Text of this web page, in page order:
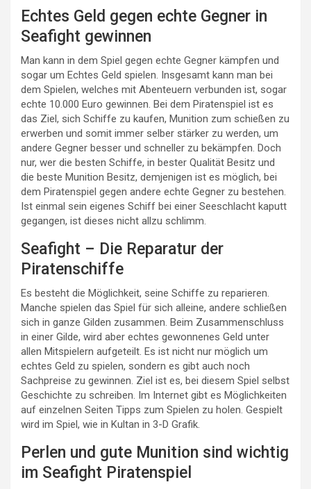
Echtes Geld gegen echte Gegner in
Seafight gewinnen
Man kann in dem Spiel gegen echte Gegner kämpfen und
sogar um Echtes Geld spielen. Insgesamt kann man bei
dem Spielen, welches mit Abenteuern verbunden ist, sogar
echte 10.000 Euro gewinnen. Bei dem Piratenspiel ist es
das Ziel, sich Schiffe zu kaufen, Munition zum schießen zu
erwerben und somit immer selber stärker zu werden, um
andere Gegner besser und schneller zu bekämpfen. Doch
nur, wer die besten Schiffe, in bester Qualität Besitz und
die beste Munition Besitz, demjenigen ist es möglich, bei
dem Piratenspiel gegen andere echte Gegner zu bestehen.
Ist einmal sein eigenes Schiff bei einer Seeschlacht kaputt
gegangen, ist dieses nicht allzu schlimm.
Seafight – Die Reparatur der
Piratenschiffe
Es besteht die Möglichkeit, seine Schiffe zu reparieren.
Manche spielen das Spiel für sich alleine, andere schließen
sich in ganze Gilden zusammen. Beim Zusammenschluss
in einer Gilde, wird aber echtes gewonnenes Geld unter
allen Mitspielern aufgeteilt. Es ist nicht nur möglich um
echtes Geld zu spielen, sondern es gibt auch noch
Sachpreise zu gewinnen. Ziel ist es, bei diesem Spiel selbst
Geschichte zu schreiben. Im Internet gibt es Möglichkeiten
auf einzelnen Seiten Tipps zum Spielen zu holen. Gespielt
wird im Spiel, wie in Kultan in 3-D Grafik.
Perlen und gute Munition sind wichtig
im Seafight Piratenspiel